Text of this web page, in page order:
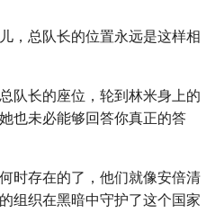
，总队长的位置永远是这样相
队长的座位，轮到林米身上的
也未必能够回答你真正的答
时存在的了，他们就像安倍清
组织在黑暗中守护了这个国家